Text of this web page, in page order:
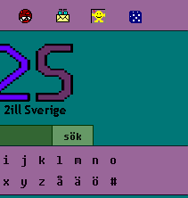
i j k l m n
o
x y z å ä ö #